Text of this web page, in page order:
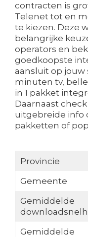
contracten is
Telenet tot en
te kiezen. Deze
belangrijke
operators en
goedkoopste
aansluit op jouw
minuten tv,
in 1 pakket
Daarnaast
uitgebreide info
pakketten of
Provincie
Gemeente
Gemiddelde
Gemiddelde